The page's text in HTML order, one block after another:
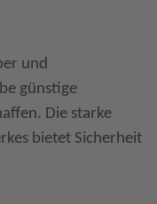
und
günstige
Die starke
bietet Sicherheit